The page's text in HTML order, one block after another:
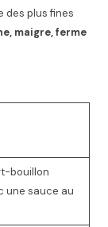
des plus fines
maigre, ferme
bouillon
une sauce au